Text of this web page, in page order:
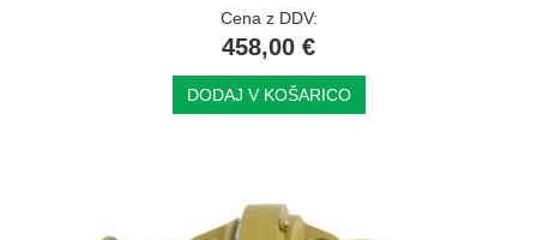
Cena z DDV:
458,00 €
DODAJ V KOŠARICO